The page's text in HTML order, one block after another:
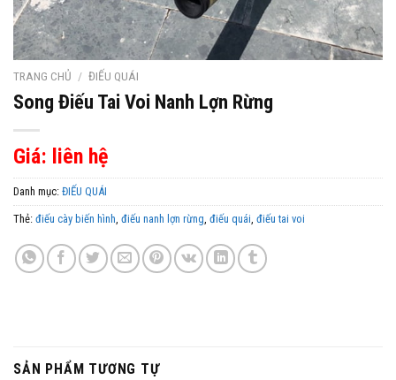
TRANG CHỦ / ĐIẾU QUÁI
Song Điếu Tai Voi Nanh Lợn Rừng
Giá: liên hệ
Danh mục: ĐIẾU QUÁI
Thẻ: điếu cày biến hình điếu nanh lợn rừng điếu quái điếu tai voi
SẢN PHẨM TƯƠNG TỰ